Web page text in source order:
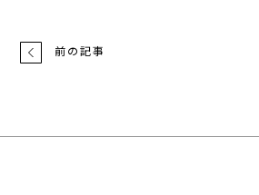
前の記事